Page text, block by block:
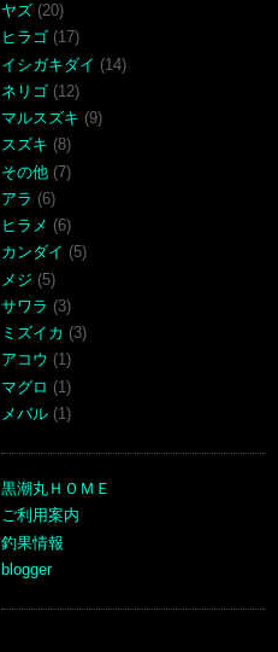
ヤズ (20)
ヒラゴ (17)
イシガキダイ (14)
ネリゴ (12)
マルスズキ (9)
スズキ (8)
その他 (7)
アラ (6)
ヒラメ (6)
カンダイ (5)
メジ (5)
サワラ (3)
ミズイカ (3)
アコウ (1)
マグロ (1)
メバル (1)
黒潮丸ＨＯＭＥ
ご利用案内
釣果情報
blogger